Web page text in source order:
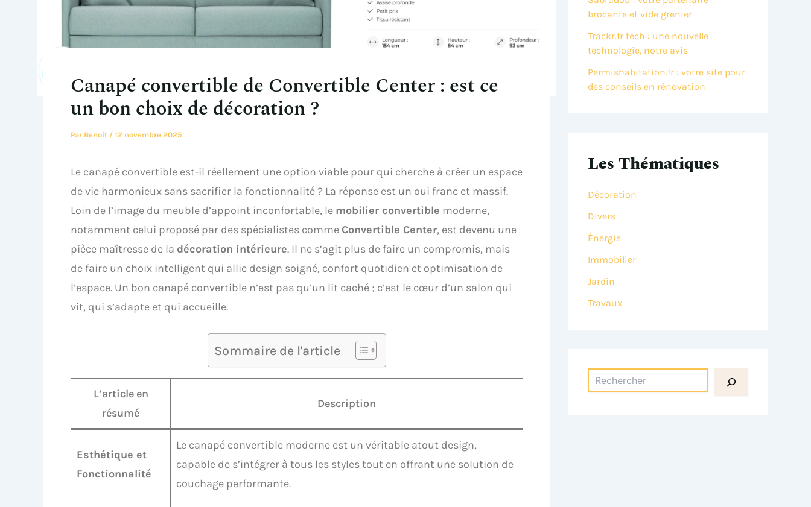
Canapé convertible de Convertible Center : est ce
un bon choix de décoration ?
Par Benoit / 12 novembre 2025
Le canapé convertible est-il réellement une option viable pour qui cherche à créer un espace
de vie harmonieux sans sacrifier la fonctionnalité ? La réponse est un oui franc et massif.
Loin de l’image du meuble d’appoint inconfortable, le mobilier convertible moderne,
notamment celui proposé par des spécialistes comme Convertible Center, est devenu une
pièce maîtresse de la décoration intérieure. Il ne s’agit plus de faire un compromis, mais
de faire un choix intelligent qui allie design soigné, confort quotidien et optimisation de
l’espace. Un bon canapé convertible n’est pas qu’un lit caché ; c’est le cœur d’un salon qui
vit, qui s’adapte et qui accueille.
Sommaire de l'article
L’article en
résumé
Description
Esthétique et
Fonctionnalité
Le canapé convertible moderne est un véritable atout design,
capable de s’intégrer à tous les styles tout en offrant une solution de
couchage performante.
brocante et vide grenier
Trackr.fr tech : une nouvelle
technologie, notre avis
Permishabitation.fr : votre site pour
des conseils en rénovation
Les Thématiques
Décoration
Divers
Énergie
Immobilier
Jardin
Travaux